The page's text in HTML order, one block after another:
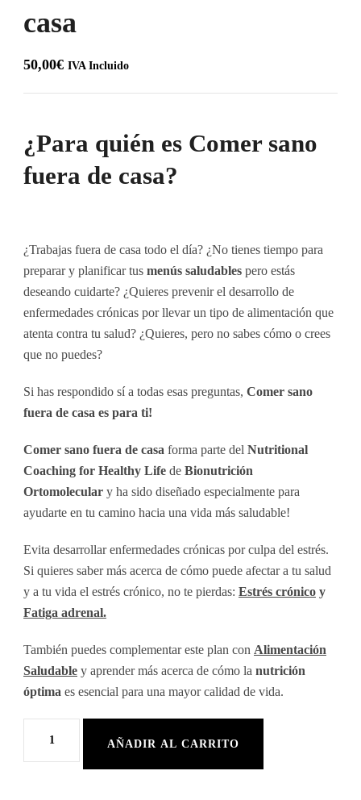
casa
50,00€ IVA Incluido
¿Para quién es Comer sano
fuera de casa?
¿Trabajas fuera de casa todo el día? ¿No tienes tiempo para
preparar y planificar tus menús saludables pero estás
deseando cuidarte? ¿Quieres prevenir el desarrollo de
enfermedades crónicas por llevar un tipo de alimentación que
atenta contra tu salud? ¿Quieres, pero no sabes cómo o crees
que no puedes?
Si has respondido sí a todas esas preguntas, Comer sano
fuera de casa es para ti!
Comer sano fuera de casa forma parte del Nutritional
Coaching for Healthy Life de Bionutrición
Ortomolecular y ha sido diseñado especialmente para
ayudarte en tu camino hacia una vida más saludable!
Evita desarrollar enfermedades crónicas por culpa del estrés.
Si quieres saber más acerca de cómo puede afectar a tu salud
y a tu vida el estrés crónico, no te pierdas: Estrés crónico y
Fatiga adrenal.
También puedes complementar este plan con Alimentación
Saludable y aprender más acerca de cómo la nutrición
óptima es esencial para una mayor calidad de vida.
sano
AÑADIR AL CARRITO